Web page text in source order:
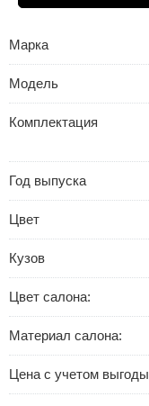
Марка
Модель
Комплектация
Год выпуска
Цвет
Кузов
Цвет салона:
Материал салона:
Цена с учетом выгоды